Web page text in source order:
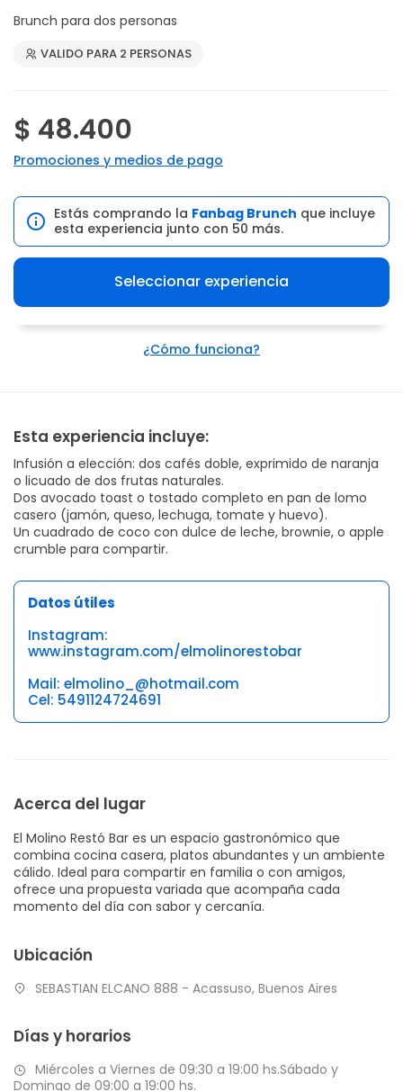
Brunch para dos personas
VALIDO PARA 2 PERSONAS
$ 48.400
Promociones y medios de pago
Estás comprando la Fanbag Brunch que incluye
esta experiencia junto con 50 más.
Seleccionar experiencia
¿Cómo funciona?
Esta experiencia incluye:
Infusión a elección: dos cafés doble, exprimido de naranja
o licuado de dos frutas naturales.
Dos avocado toast o tostado completo en pan de lomo
casero (jamón, queso, lechuga, tomate y huevo).
Un cuadrado de coco con dulce de leche, brownie, o apple
crumble para compartir.
Datos útiles
Instagram:
www.instagram.com/elmolinorestobar
Mail: elmolino_@hotmail.com
Cel: 5491124724691
Acerca del lugar
El Molino Restó Bar es un espacio gastronómico que
combina cocina casera, platos abundantes y un ambiente
cálido. Ideal para compartir en familia o con amigos,
ofrece una propuesta variada que acompaña cada
momento del día con sabor y cercanía.
Ubicación
SEBASTIAN ELCANO 888 - Acassuso, Buenos Aires
Días y horarios
Miércoles a Viernes de 09:30 a 19:00 hs.Sábado y
Domingo de 09:00 a 19:00 hs.